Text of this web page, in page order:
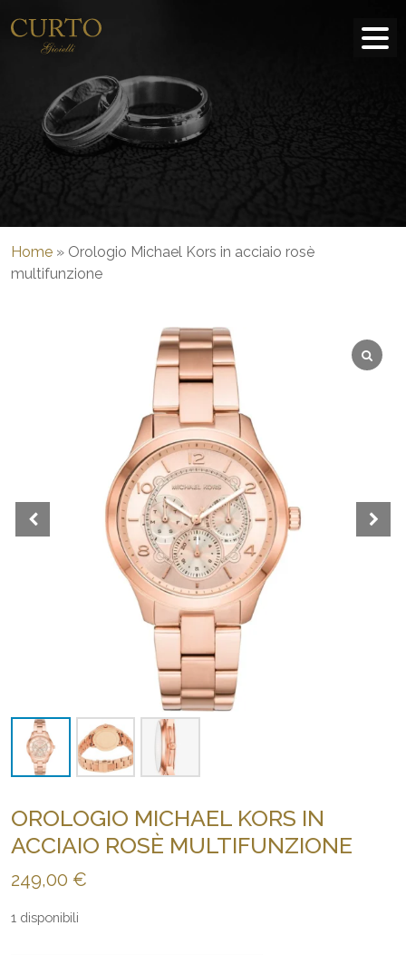
Home » Orologio Michael Kors in acciaio rosè
multifunzione
OROLOGIO MICHAEL KORS IN
ACCIAIO ROSÈ MULTIFUNZIONE
249,00 €
1 disponibili